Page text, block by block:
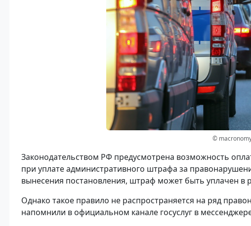
©
Законодательством РФ предусмотрена возможность
при уплате административного штрафа за
вынесения постановления, штраф может быть уплачен в
Однако такое правило не распространяется на ряд
напомнили в официальном канале госуслуг в